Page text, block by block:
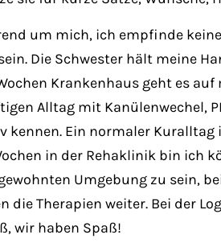
um mich, ich empfinde
Die Schwester hält meine
Krankenhaus geht es
Alltag mit Kanülenwechel,
Ein normaler
in der Rehaklinik bin
Umgebung zu sein,
die Therapien weiter. Bei der
wir haben Spaß!